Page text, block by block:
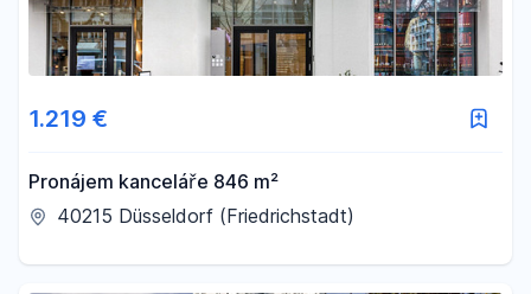
1.219 €
Pronájem kanceláře 846 m²
40215 Düsseldorf (Friedrichstadt)